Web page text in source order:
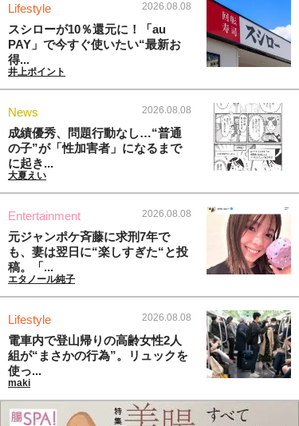
Lifestyle 2026.08.08
スシローが10％還元に！「au
PAY」で今すぐ使いたい“最新お
得...
井上ポイント
News 2026.08.08
成績優秀、問題行動なし…“普通
の子”が「性加害者」になるまで
に起き...
大夏えい
Entertainment 2026.08.08
元ジャンポケ斉藤に求刑7年で
も、妻は翌日に“楽しすぎた“と投
稿。「...
エタノール純子
Lifestyle 2026.08.08
電車内で登山帰りの高齢女性2人
組が“まさかの行為”。リュックを
使っ...
maki